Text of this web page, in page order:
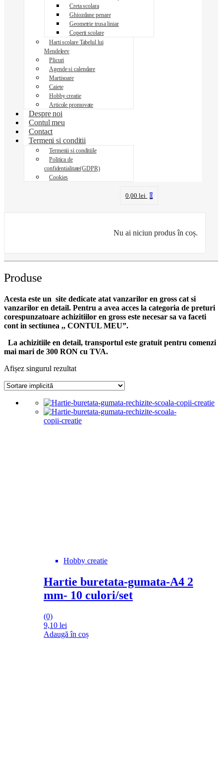
Creta scolara
Ghiozdane penare
Geometrie trusa liniar
Coperti scolare
Harti scolare Tabelul lui
Mendeleev
Plicuri
Agende si calendare
Martisoare
Caiete
Hobby creatie
Articole promovate
Despre noi
Contul meu
Contact
Termeni si conditii
Termenii si conditiile
Politica de
confidentialitate(GDPR)
Cookies
0,00lei 0
Nu ai niciun produs în coș.
Produse
Acesta este un site dedicate atat vanzarilor en gross cat si
vanzarilor en detail. Pentru a avea acces la categoria de preturi
corespunzatoare achizitiilor en gross este necesar sa va faceti
cont in sectiunea ,, CONTUL MEU”.
La achizitiile en detail, transportul este gratuit pentru comenzi
mai mari de 300 RON cu TVA.
Afișez singurul rezultat
Hobby creatie
Hartie buretata-gumata-A4 2
mm- 10 culori/set
(0)
9,10 lei
Adaugă în coș